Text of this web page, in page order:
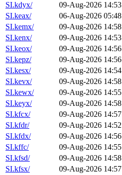
SI.kdyx/
09-Aug-2026 14:53
SI.keax/
06-Aug-2026 05:48
SI.kemx/
09-Aug-2026 14:58
SI.kenx/
09-Aug-2026 14:53
SI.keox/
09-Aug-2026 14:56
SI.kepz/
09-Aug-2026 14:56
SI.kesx/
09-Aug-2026 14:54
SI.kevx/
09-Aug-2026 14:58
SI.kewx/
09-Aug-2026 14:55
SI.keyx/
09-Aug-2026 14:58
SI.kfcx/
09-Aug-2026 14:57
SI.kfdr/
09-Aug-2026 14:52
SI.kfdx/
09-Aug-2026 14:56
SI.kffc/
09-Aug-2026 14:55
SI.kfsd/
09-Aug-2026 14:58
SI.kfsx/
09-Aug-2026 14:57